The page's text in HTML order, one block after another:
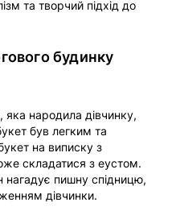
та творчий підхід до
будинку
народила дівчинку,
був легким та
на виписку з
складатися з еустом.
пишну спідницю,
дівчинки.